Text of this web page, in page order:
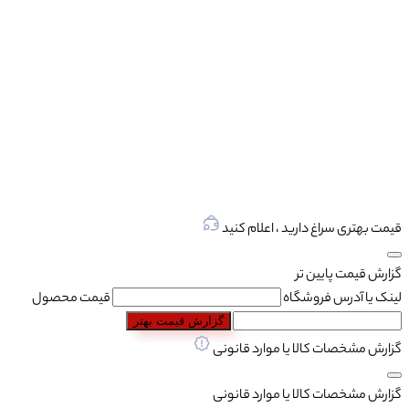
قیمت بهتری سراغ دارید ، اعلام کنید
گزارش قیمت پایین تر
لینک یا آدرس فروشگاه
قیمت محصول
گزارش قیمت بهتر
گزارش مشخصات کالا یا موارد قانونی
گزارش مشخصات کالا یا موارد قانونی